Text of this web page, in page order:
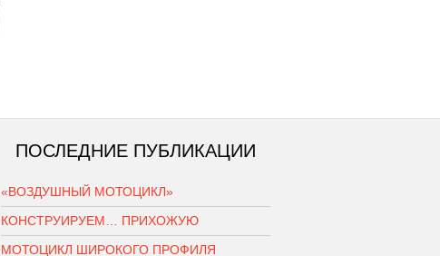
ПОСЛЕДНИЕ ПУБЛИКАЦИИ
«ВОЗДУШНЫЙ МОТОЦИКЛ»
КОНСТРУИРУЕМ… ПРИХОЖУЮ
МОТОЦИКЛ ШИРОКОГО ПРОФИЛЯ